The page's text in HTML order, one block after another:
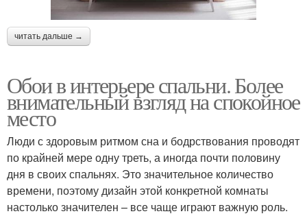
читать дальше →
Обои в интерьере спальни. Более
внимательный взгляд на спокойное
место
Люди с здоровым ритмом сна и бодрствования проводят
по крайней мере одну треть, а иногда почти половину
дня в своих спальнях. Это значительное количество
времени, поэтому дизайн этой конкретной комнаты
настолько значителен – все чаще играют важную роль.